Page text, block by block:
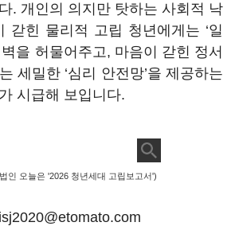
. 개인의 의지만 탓하는 사회적 낙
갇힌 물리적 고립 청년에게는 ‘일
을 허물어주고, 마음이 갇힌 정서
세밀한 ‘심리 안전망’을 제공하는
시급해 보입니다.
인 오늘은 '2026 청년세대 고립보고서')